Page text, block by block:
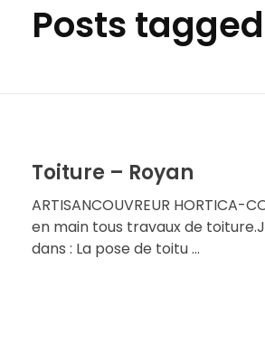
Posts
Toiture – Royan
ARTISANCOUVREUR HORTICA-
en main tous travaux de
dans : La pose de toitu ...